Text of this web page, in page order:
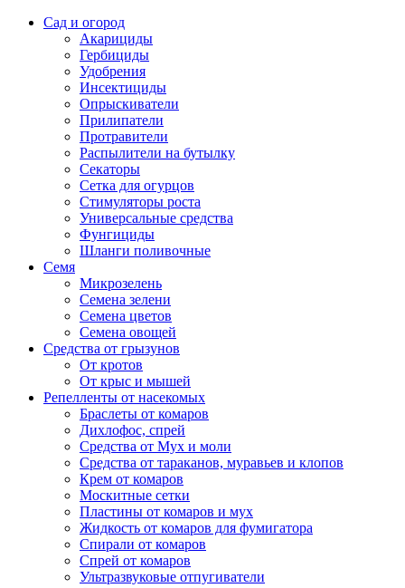
Сад и огород
Акарициды
Гербициды
Удобрения
Инсектициды
Опрыскиватели
Прилипатели
Протравители
Распылители на бутылку
Секаторы
Сетка для огурцов
Стимуляторы роста
Универсальные средства
Фунгициды
Шланги поливочные
Семя
Микрозелень
Семена зелени
Семена цветов
Семена овощей
Средства от грызунов
От кротов
От крыс и мышей
Репелленты от насекомых
Браслеты от комаров
Дихлофос, спрей
Средства от Мух и моли
Средства от тараканов, муравьев и клопов
Крем от комаров
Москитные сетки
Пластины от комаров и мух
Жидкость от комаров для фумигатора
Спирали от комаров
Спрей от комаров
Ультразвуковые отпугиватели